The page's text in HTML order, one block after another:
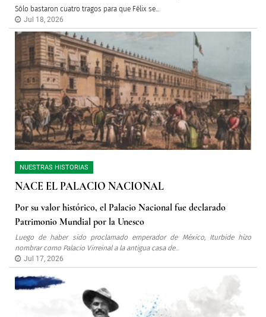
Sólo bastaron cuatro tragos para que Félix se...
Jul 18, 2026
NUESTRAS HISTORIAS
NACE EL PALACIO NACIONAL
Por su valor histórico, el Palacio Nacional fue declarado
Patrimonio Mundial por la Unesco
Luego de haber sido proclamado emperador de México, Iturbide hizo
nombrar como Palacio Virreinal a la antigua casa de...
Jul 17, 2026